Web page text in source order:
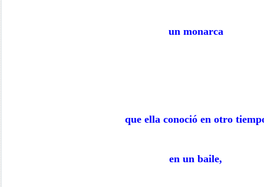
un monarca
que ella conoció en otro
en un baile,